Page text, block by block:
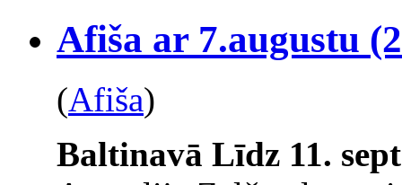
Afiša ar 7.augustu
(Afiša)
Baltinavā Līdz 11.